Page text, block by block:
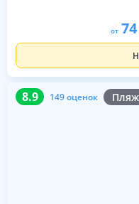
от
8.9 149 оценок
8.9 149 оценок